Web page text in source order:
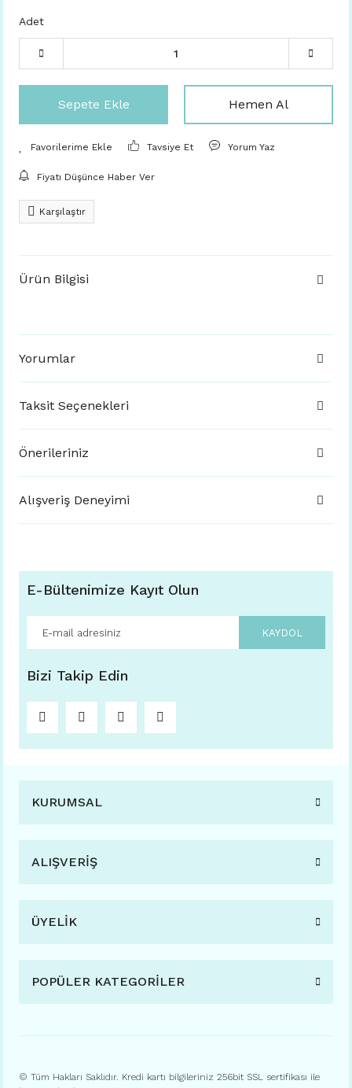
Adet
Sepete Ekle Hemen Al
Tavsiye Et Yorum Yaz
Fiyatı Düşünce Haber Ver
Karşılaştır
Ürün Bilgisi
Yorumlar
Taksit Seçenekleri
Önerileriniz
Alışveriş Deneyimi
E-Bültenimize Kayıt Olun
KAYDOL
Bizi Takip Edin
KURUMSAL
ALIŞVERİŞ
ÜYELİK
POPÜLER KATEGORİLER
© Tüm Hakları Saklıdır. Kredi kartı bilgileriniz 256bit SSL sertifikası ile